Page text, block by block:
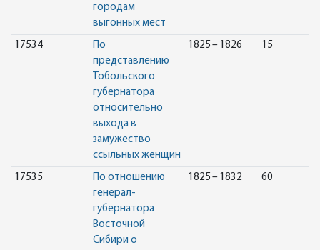
городам
выгонных мест
17534
По
представлению
Тобольского
губернатора
относительно
выхода в
замужество
ссыльных женщин
1825 – 1826 15
17535
По отношению
генерал-
губернатора
Восточной
Сибири о
1825 – 1832 60